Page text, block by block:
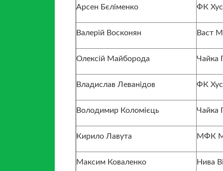
Арсен Бєліменко ФК
Валерій Восконян Васт
Олексій Майборода Чайка
Владислав Леванідов ФК
Володимир Коломієць Чайка
Кирило Лавута МФК
Максим Коваленко Нива